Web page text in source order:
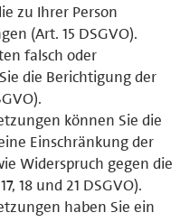
zu Ihrer Person
(Art. 15 DSGVO).
falsch oder
die Berichtigung der
können Sie die
Einschränkung der
Widerspruch gegen die
18 und 21 DSGVO).
haben Sie ein